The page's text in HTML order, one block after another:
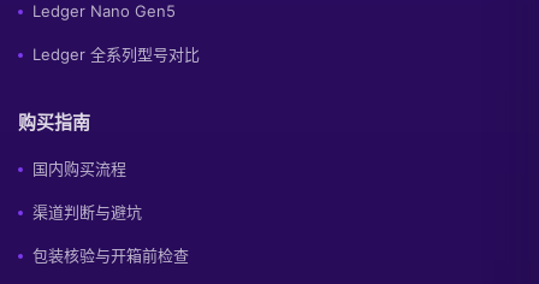
Ledger Nano Gen5
Ledger 全系列型号对比
购买指南
国内购买流程
渠道判断与避坑
包装核验与开箱前检查